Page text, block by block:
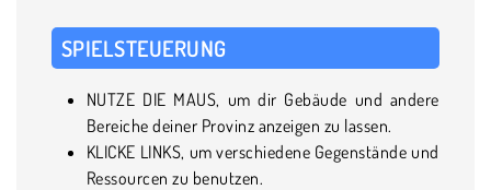
SPIELSTEUERUNG
NUTZE DIE MAUS, um dir Gebäude und andere
Bereiche deiner Provinz anzeigen zu lassen.
KLICKE LINKS, um verschiedene Gegenstände und
Ressourcen zu benutzen.